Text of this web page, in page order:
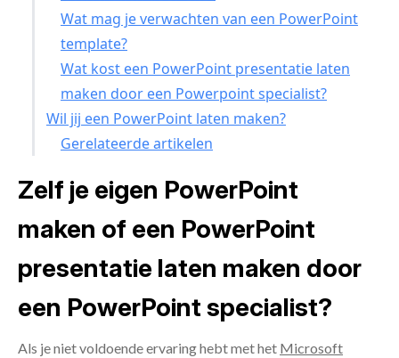
Wat mag je verwachten van een PowerPoint
template?
Wat kost een PowerPoint presentatie laten
maken door een Powerpoint specialist?
Wil jij een PowerPoint laten maken?
Gerelateerde artikelen
Zelf je eigen PowerPoint
maken of een PowerPoint
presentatie laten maken door
een PowerPoint specialist?
Als je niet voldoende ervaring hebt met het Microsoft